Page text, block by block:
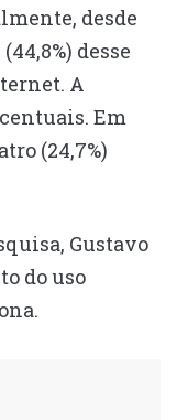
desde
desse
A
Em
(24,7%)
Gustavo
do uso